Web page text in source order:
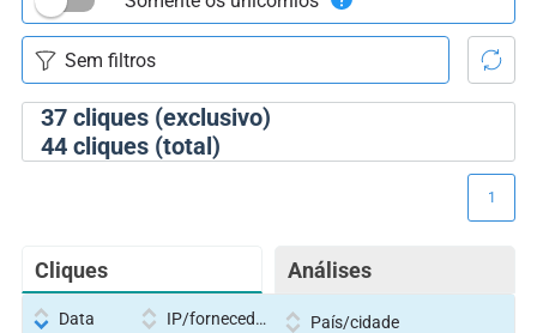
37cliques (exclusivo)
44cliques (total)
Cliques Análises
1
Data IP/fornecedor País/cidade